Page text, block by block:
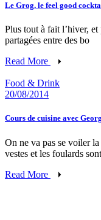
Le Grog, le feel good
Plus tout à fait l’hiver,
partagées entre des bo
Read More
Food & Drink
20/08/2014
Cours de cuisine avec
On ne va pas se voiler
vestes et les foulards sont
Read More